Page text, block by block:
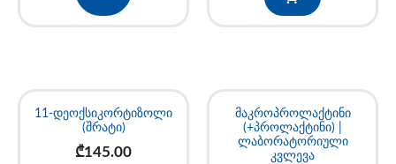
11-დეოქსიკორტიზოლი
(შრატი)
₾145.00
მაკროპროლაქტინი
(+პროლაქტინი) |
ლაბორატორიული
კვლევა